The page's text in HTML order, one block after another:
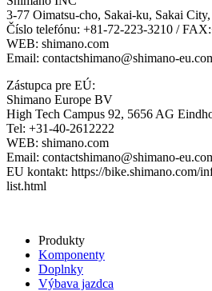
3-77 Oimatsu-cho, Sakai-ku, Sakai
Číslo telefónu: +81-72-223-3210 /
WEB: shimano.com
Email: contactshimano@shimano-
Zástupca pre EÚ:
Shimano Europe BV
High Tech Campus 92, 5656 AG
Tel: +31-40-2612222
WEB: shimano.com
Email: contactshimano@shimano-
EU kontakt: https://bike.shimano.com/
list.html
Produkty
Komponenty
Doplnky
Výbava jazdca